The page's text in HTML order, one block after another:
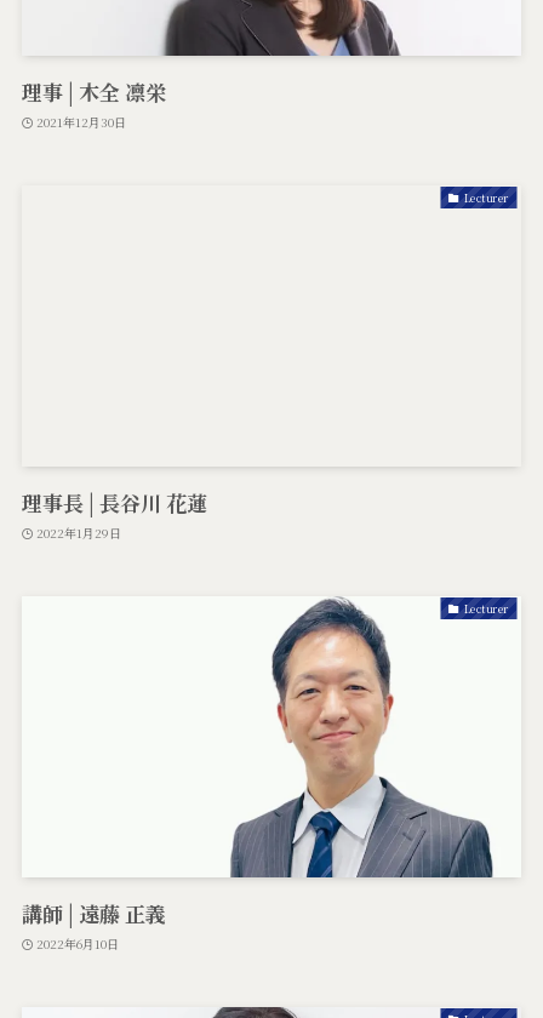
理事 | 木全 凛栄
2021年12月30日
Lecturer
理事長 | 長谷川 花蓮
2022年1月29日
Lecturer
講師 | 遠藤 正義
2022年6月10日